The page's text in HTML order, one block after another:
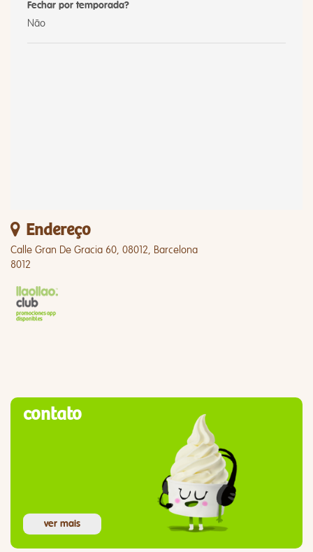
Fechar por temporada?
Não
Endereço
Calle Gran De Gracia 60, 08012, Barcelona
8012
contato
ver mais